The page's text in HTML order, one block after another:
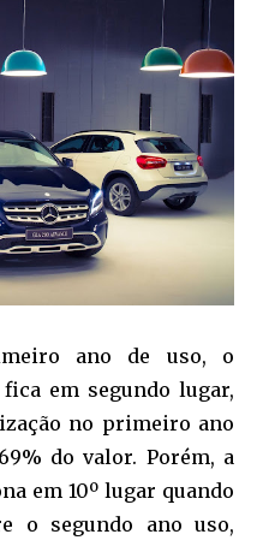
ano de uso, o
fica em segundo lugar,
no primeiro ano
do valor. Porém, a
em 10º lugar quando
o segundo ano uso,